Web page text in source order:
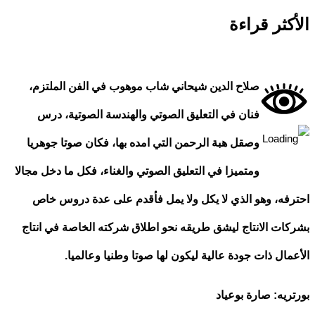
قراءة
صلاح الدين شيحاني شاب موهوب في الفن الملتزم،
فنان في التعليق الصوتي والهندسة الصوتية، درس
وصقل هبة الرحمن التي امده بها، فكان صوتا جوهريا
ومتميزا في التعليق الصوتي والغناء، فكل ما دخل مجالا
وهو الذي لا يكل ولا يمل فأقدم على عدة دروس خاص
الانتاج ليشق طريقه نحو اطلاق شركته الخاصة في انتاج
ذات جودة عالية ليكون لها صوتا وطنيا وعالميا.
صارة بوعياد